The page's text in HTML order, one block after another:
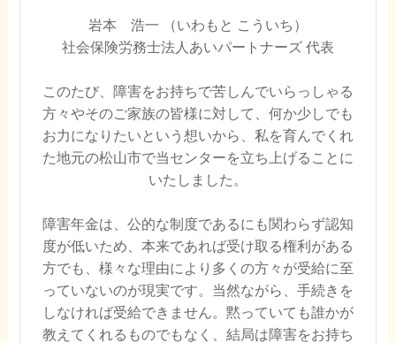
岩本 浩一 （いわもと こういち）
社会保険労務士法人あいパートナーズ 代表
このたび、障害をお持ちで苦しんでいらっしゃる
方々やそのご家族の皆様に対して、何か少しでも
お力になりたいという想いから、私を育んでくれ
た地元の松山市で当センターを立ち上げることに
いたしました。
障害年金は、公的な制度であるにも関わらず認知
度が低いため、本来であれば受け取る権利がある
方でも、様々な理由により多くの方々が受給に至
っていないのが現実です。当然ながら、手続きを
しなければ受給できません。黙っていても誰かが
教えてくれるものでもなく、結局は障害をお持ち